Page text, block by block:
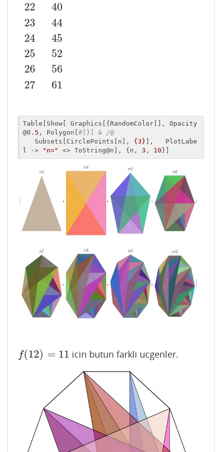
22
23
24
25
26
27
40
44
45
52
56
61
Table[Show[ Graphics[{RandomColor[], Opacity
@0. 5 , Polygon[ #]}] & /@
   Subsets[CirclePoints[n],
{3} ],   PlotLabe
l ->
"n=" <> ToString@n], {n, 3 , 10 }]
f(12) = 11
f(12)=11 icin butun farkli ucgenler.